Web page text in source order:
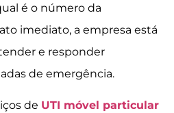
é o número da
imediato, a empresa está
e responder
de emergência.
de UTI móvel particular